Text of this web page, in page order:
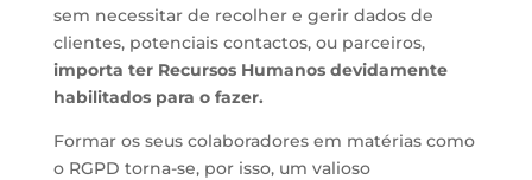
sem necessitar de recolher e gerir dados de
clientes, potenciais contactos, ou parceiros,
importa ter Recursos Humanos devidamente
habilitados para o fazer.
Formar os seus colaboradores em matérias como
o RGPD torna-se, por isso, um valioso